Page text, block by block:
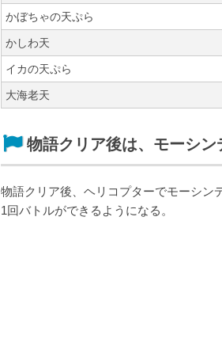
かぼちゃの天ぷら
かしわ天
イカの天ぷら
大海老天
物語クリア後は、モーシ
物語クリア後、ヘリコプターでモーシン
1回バトルができるようになる。